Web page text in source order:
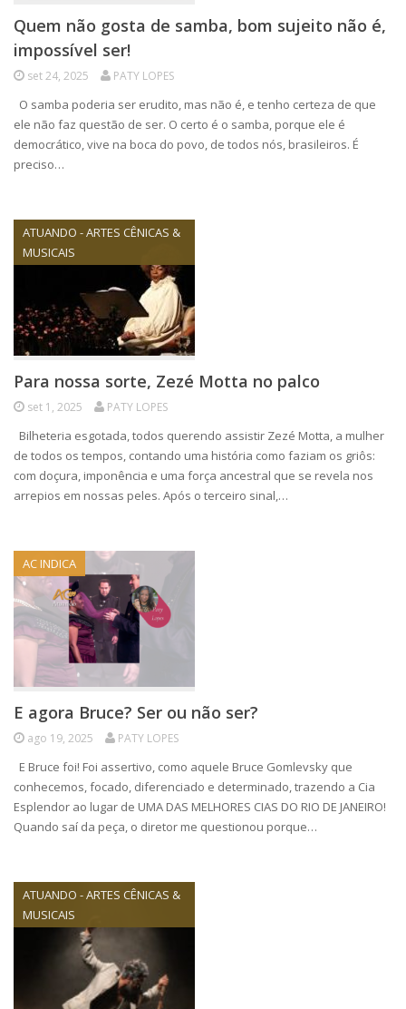
Quem não gosta de samba, bom sujeito não é,
impossível ser!
set 24, 2025 PATY LOPES
O samba poderia ser erudito, mas não é, e tenho certeza de que
ele não faz questão de ser. O certo é o samba, porque ele é
democrático, vive na boca do povo, de todos nós, brasileiros. É
preciso…
ATUANDO - ARTES CÊNICAS &
MUSICAIS
Para nossa sorte, Zezé Motta no palco
set 1, 2025 PATY LOPES
Bilheteria esgotada, todos querendo assistir Zezé Motta, a mulher
de todos os tempos, contando uma história como faziam os griôs:
com doçura, imponência e uma força ancestral que se revela nos
arrepios em nossas peles. Após o terceiro sinal,…
AC INDICA
E agora Bruce? Ser ou não ser?
ago 19, 2025 PATY LOPES
E Bruce foi! Foi assertivo, como aquele Bruce Gomlevsky que
conhecemos, focado, diferenciado e determinado, trazendo a Cia
Esplendor ao lugar de UMA DAS MELHORES CIAS DO RIO DE JANEIRO!
Quando saí da peça, o diretor me questionou porque…
ATUANDO - ARTES CÊNICAS &
MUSICAIS